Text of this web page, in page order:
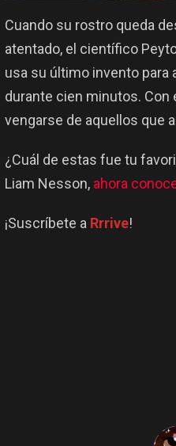
Cuando su rostro queda
atentado, el científico
usa su último invento
durante cien minutos. Con
vengarse de aquellos que
¿Cuál de estas fue tu
Liam Nesson, ahora
¡Suscríbete a Rrrive!